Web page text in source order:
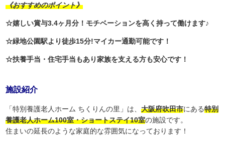
《おすすめのポイント》
☆嬉しい賞与3.4ヶ月分！モチベーションを高く持って働けます♪
☆緑地公園駅より徒歩15分!マイカー通勤可能です！
☆扶養手当・住宅手当もあり家族を支える方も安心です！
施設紹介
「特別養護老人ホーム ちくりんの里」は、大阪府吹田市にある特別
養護老人ホーム100室・ショートステイ10室の施設です。
住まいの延長のような家庭的な雰囲気になっております！